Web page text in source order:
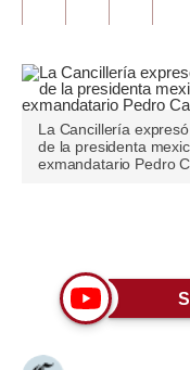
Pregunta de hoy
Blogs
Viajes
Moda
Estilos
La Cancillería
de la presidenta
exmandatario Pedro